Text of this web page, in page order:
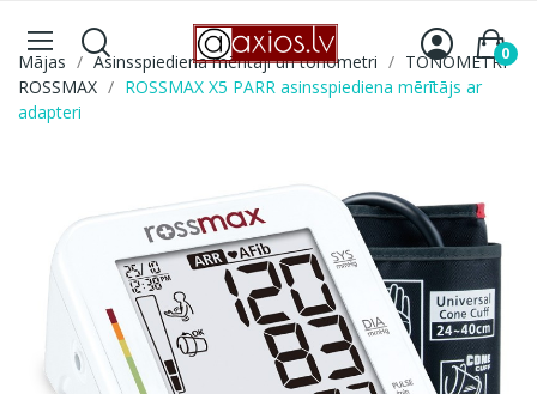
0
Mājas Asinsspiediena mērītāji un tonometri
TONOMETRI
ROSSMAX
ROSSMAX X5 PARR asinsspiediena mērītājs ar
adapteri